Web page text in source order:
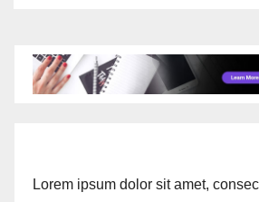
Lorem ipsum dolor sit amet,